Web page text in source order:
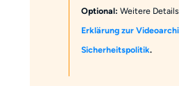
Optional:Weitere
Erklärung zur
Sicherheitspolitik.